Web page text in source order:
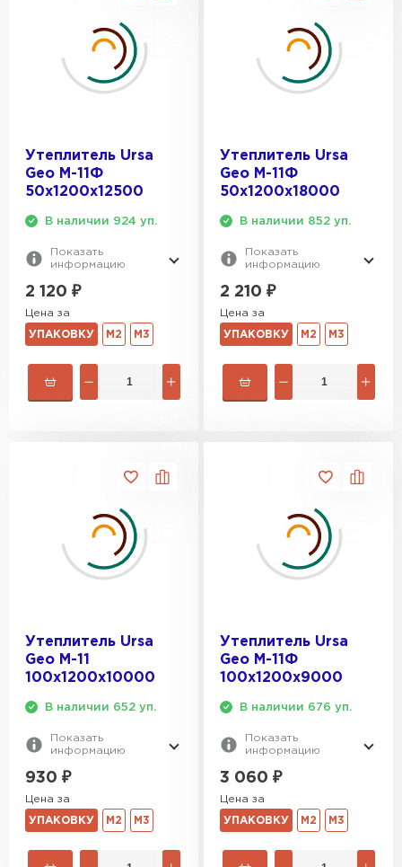
Утеплитель Ursa
Geo М-11Ф
50х1200х12500
В наличии 924 уп.
Показать
информацию
2 120 ₽
Цена за
УПАКОВКУ М2 М3
Утеплитель Ursa
Geo М-11Ф
50х1200х18000
В наличии 852 уп.
Показать
информацию
2 210 ₽
Цена за
УПАКОВКУ М2 М3
Утеплитель Ursa
Geo М-11
100х1200х10000
В наличии 652 уп.
Показать
информацию
930 ₽
Цена за
УПАКОВКУ М2 М3
Утеплитель Ursa
Geo М-11Ф
100х1200х9000
В наличии 676 уп.
Показать
информацию
3 060 ₽
Цена за
УПАКОВКУ М2 М3